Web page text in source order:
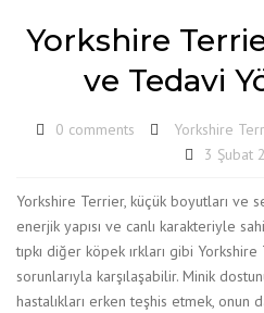
Yorkshire
ve Tedavi
0 comments Yorkshire
3 Şubat
Yorkshire Terrier, küçük boyutları ve
enerjik yapısı ve canlı karakteriyle
tıpkı diğer köpek ırkları gibi
sorunlarıyla karşılaşabilir. Minik
hastalıkları erken teşhis etmek, onun